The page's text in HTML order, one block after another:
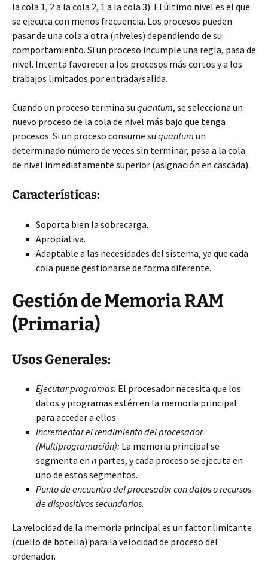
la cola 1, 2 a la cola 2, 1 a la cola 3). El último nivel es el que
se ejecuta con menos frecuencia. Los procesos pueden
pasar de una cola a otra (niveles) dependiendo de su
comportamiento. Si un proceso incumple una regla, pasa de
nivel. Intenta favorecer a los procesos más cortos y a los
trabajos limitados por entrada/salida.
Cuando un proceso termina su quantum, se selecciona un
nuevo proceso de la cola de nivel más bajo que tenga
procesos. Si un proceso consume su quantum un
determinado número de veces sin terminar, pasa a la cola
de nivel inmediatamente superior (asignación en cascada).
Características:
Soporta bien la sobrecarga.
Apropiativa.
Adaptable a las necesidades del sistema, ya que cada
cola puede gestionarse de forma diferente.
Gestión de Memoria RAM
(Primaria)
Usos Generales:
Ejecutar programas: El procesador necesita que los
datos y programas estén en la memoria principal
para acceder a ellos.
Incrementar el rendimiento del procesador
(Multiprogramación): La memoria principal se
segmenta en n partes, y cada proceso se ejecuta en
uno de estos segmentos.
Punto de encuentro del procesador con datos o recursos
de dispositivos secundarios.
La velocidad de la memoria principal es un factor limitante
(cuello de botella) para la velocidad de proceso del
ordenador.